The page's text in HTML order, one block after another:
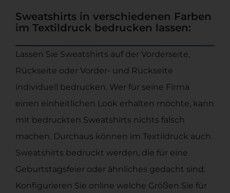
Sweatshirts in verschiedenen Farben
im Textildruck bedrucken lassen:
Lassen Sie Sweatshirts auf der Vorderseite,
Rückseite oder Vorder- und Rückseite
individuell bedrucken. Wer für seine Firma
einen einheitlichen Look erhalten möchte, kann
mit bedruckten Sweatshirts nichts falsch
machen. Durchaus können im Textildruck auch
Sweatshirts bedruckt werden, die für eine
Geburtstagsfeier oder ähnliches gedacht sind.
Konfigurieren Sie online welche Größen Sie für